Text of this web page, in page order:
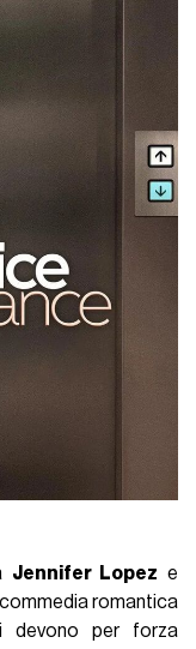
Jennifer Lopez e
romantica
devono per forza